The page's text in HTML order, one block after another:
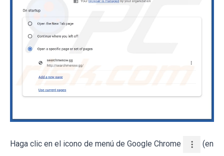
Haga clic en el icono de menú de Google Chrome (en